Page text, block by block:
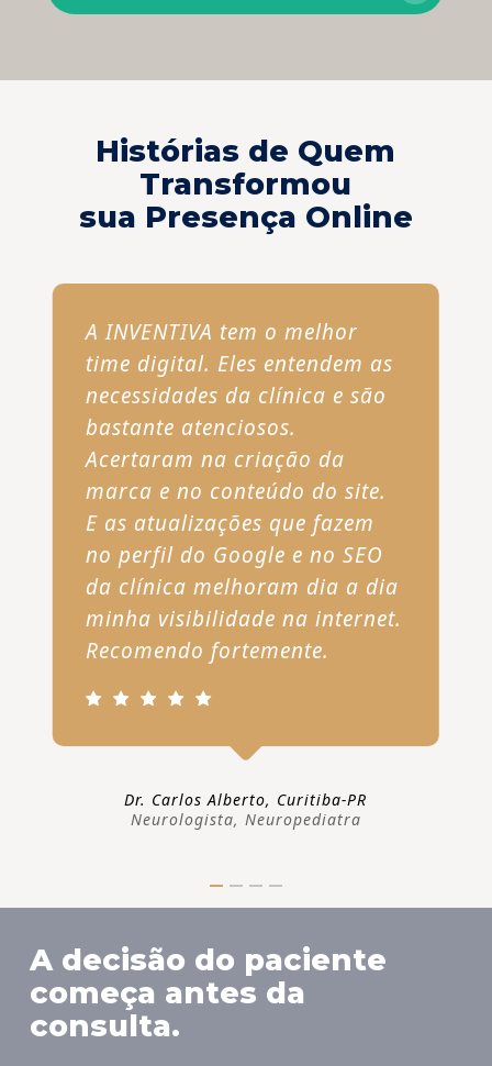
Histórias de Quem
Transformou
sua Presença Online
A INVENTIVA tem o melhor
time digital. Eles entendem as
necessidades da clínica e são
bastante atenciosos.
Acertaram na criação da
marca e no conteúdo do site.
E as atualizações que fazem
no perfil do Google e no SEO
da clínica melhoram dia a dia
minha visibilidade na internet.
Recomendo fortemente.
Dr. Carlos Alberto, Curitiba-PR
Neurologista, Neuropediatra
A decisão do paciente
começa antes da
consulta.